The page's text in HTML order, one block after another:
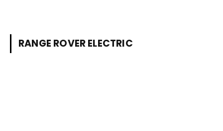
RANGE ROVER ELECTRIC